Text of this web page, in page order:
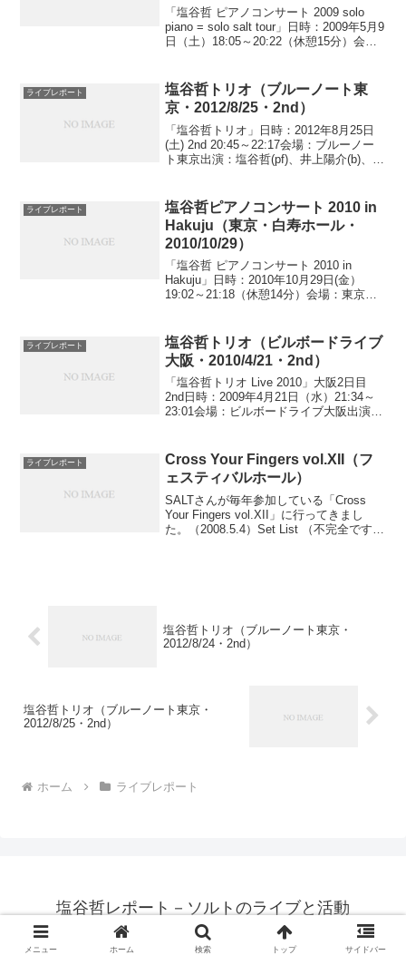
「塩谷哲 ピアノコンサート 2009 solo
piano = solo salt tour」日時：2009年5月9
日（土）18:05～20:22（休憩15分）会
ライブレポート
塩谷哲トリオ（ブルーノート東
京・2012/8/25・2nd）
「塩谷哲トリオ」日時：2012年8月25日
(土) 2nd 20:45～22:17会場：ブルーノー
ト東京出演：塩谷哲(pf)、井上陽介(b)、山
ライブレポート
塩谷哲ピアノコンサート 2010 in
Hakuju（東京・白寿ホール・
2010/10/29）
「塩谷哲 ピアノコンサート 2010 in
Hakuju」日時：2010年10月29日(金）
19:02～21:18（休憩14分）会場：東京・
目】 曲名作曲者主な収録ア...
ライブレポート
塩谷哲トリオ（ビルボードライブ
大阪・2010/4/21・2nd）
「塩谷哲トリオ Live 2010」大阪2日目
2nd日時：2009年4月21日（水）21:34～
23:01会場：ビルボードライブ大阪出演：
は1と2の順...
ライブレポート
Cross Your Fingers vol.XII（フ
ェスティバルホール）
SALTさんが毎年参加している「Cross
Your Fingers vol.XII」に行ってきまし
た。（2008.5.4）Set List （不完全です）
塩谷哲トリオ（ブルーノート東京・
2012/8/24・2nd）
塩谷哲トリオ（ブルーノート東京・
2012/8/25・2nd）
ホーム ライブレポート
塩谷哲レポート－ソルトのライブと活動
© 1996 塩谷哲レポート－ソルトのライブと活動.
メニュー ホーム 検索 トップ サイドバー